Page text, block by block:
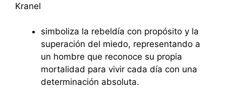
Kranel
simboliza la rebeldía con propósito y la
superación del miedo, representando a
un hombre que reconoce su propia
mortalidad para vivir cada día con una
determinación absoluta.